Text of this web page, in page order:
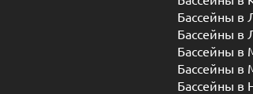
Бассейны в
Бассейны в
Бассейны в
Бассейны в
Бассейны в